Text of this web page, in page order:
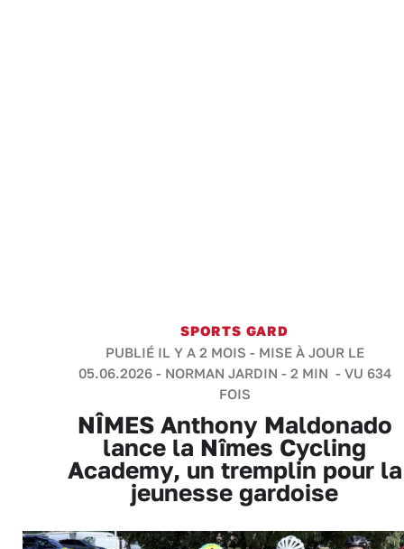
SPORTS GARD
PUBLIÉ IL Y A 2 MOIS - MISE À JOUR LE
05.06.2026 - NORMAN JARDIN - 2 MIN - VU 634
FOIS
NÎMES Anthony Maldonado
lance la Nîmes Cycling
Academy, un tremplin pour la
jeunesse gardoise